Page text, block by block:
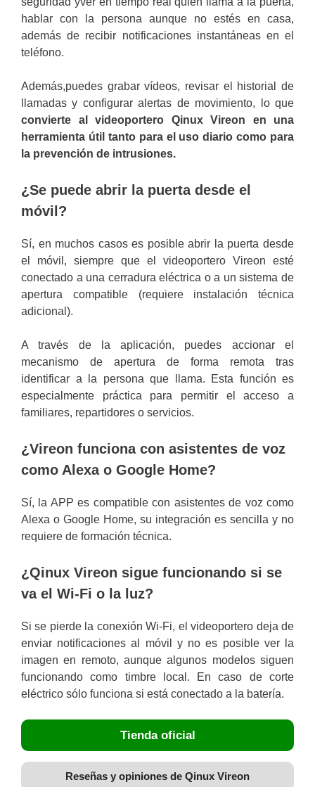
hablar con la persona aunque no estés en casa,
además de recibir notificaciones instantáneas en el
teléfono.
Además,puedes grabar vídeos, revisar el historial de
llamadas y configurar alertas de movimiento, lo que
convierte al videoportero Qinux Vireon en una
herramienta útil tanto para el uso diario como para
la prevención de intrusiones.
¿Se puede abrir la puerta desde el
móvil?
Sí, en muchos casos es posible abrir la puerta desde
el móvil, siempre que el videoportero Vireon esté
conectado a una cerradura eléctrica o a un sistema de
apertura compatible (requiere instalación técnica
adicional).
A través de la aplicación, puedes accionar el
mecanismo de apertura de forma remota tras
identificar a la persona que llama. Esta función es
especialmente práctica para permitir el acceso a
familiares, repartidores o servicios.
¿Vireon funciona con asistentes de voz
como Alexa o Google Home?
Sí, la APP es compatible con asistentes de voz como
Alexa o Google Home, su integración es sencilla y no
requiere de formación técnica.
¿Qinux Vireon sigue funcionando si se
va el Wi-Fi o la luz?
Si se pierde la conexión Wi-Fi, el videoportero deja de
enviar notificaciones al móvil y no es posible ver la
imagen en remoto, aunque algunos modelos siguen
funcionando como timbre local. En caso de corte
eléctrico sólo funciona si está conectado a la batería.
Tienda oficial
Reseñas y opiniones de Qinux Vireon